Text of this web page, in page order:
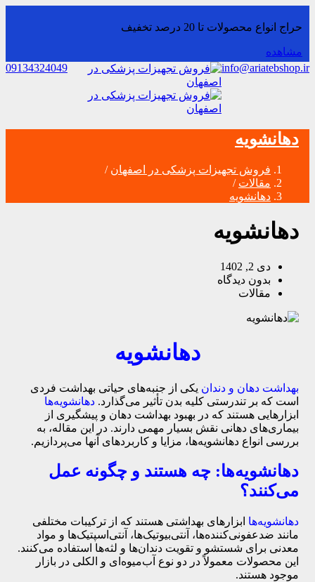
حراج انواع محصولات تا 20 درصد تخفیف
مشاهده
info@ariatebshop.ir
09134324049
دهانشویه‌
فروش تجهیزات پزشکی در اصفهان /
مقالات /
دهانشویه‌
دهانشویه‌
دی 2, 1402
بدون دیدگاه
مقالات
دهانشویه‌
بهداشت دهان و دندان یکی از جنبه‌های حیاتی بهداشت فردی
است که بر تندرستی کلیه بدن تأثیر می‌گذارد. دهانشویه‌ها
ابزارهایی هستند که در بهبود بهداشت دهان و پیشگیری از
بیماری‌های دهانی نقش بسیار مهمی دارند. در این مقاله، به
بررسی انواع دهانشویه‌ها، مزایا و کاربردهای آنها می‌پردازیم.
دهانشویه‌ها: چه هستند و چگونه عمل
می‌کنند؟
دهانشویه‌ها ابزارهای بهداشتی هستند که از ترکیبات مختلفی
مانند ضدعفونی‌کننده‌ها، آنتی‌بیوتیک‌ها، آنتی‌اسپتیک‌ها و مواد
معدنی برای شستشو و تقویت دندان‌ها و لثه‌ها استفاده می‌کنند.
این محصولات معمولاً در دو نوع آب‌میوه‌ای و الکلی در بازار
موجود هستند.